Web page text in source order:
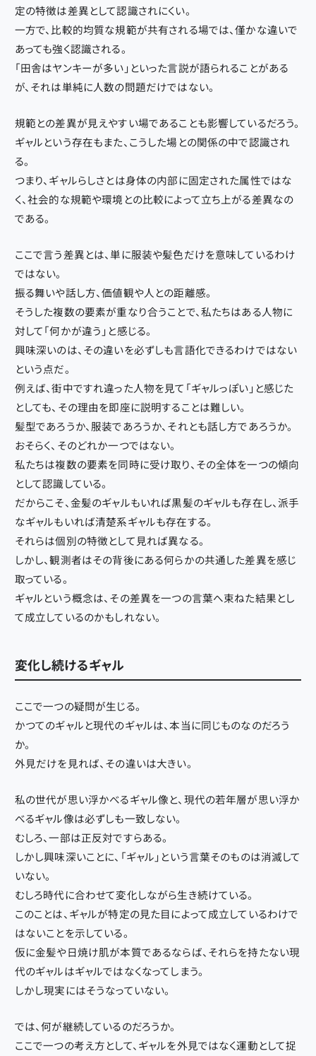
定の特徴は差異として認識されにくい。
一方で、比較的均質な規範が共有される場では、僅かな違いで
あっても強く認識される。
「田舎はヤンキーが多い」といった言説が語られることがある
が、それは単純に人数の問題だけではない。
規範との差異が見えやすい場であることも影響しているだろう。
ギャルという存在もまた、こうした場との関係の中で認識され
る。
つまり、ギャルらしさとは身体の内部に固定された属性ではな
く、社会的な規範や環境との比較によって立ち上がる差異なの
である。
ここで言う差異とは、単に服装や髪色だけを意味しているわけ
ではない。
振る舞いや話し方、価値観や人との距離感。
そうした複数の要素が重なり合うことで、私たちはある人物に
対して「何かが違う」と感じる。
興味深いのは、その違いを必ずしも言語化できるわけではない
という点だ。
例えば、街中ですれ違った人物を見て「ギャルっぽい」と感じた
としても、その理由を即座に説明することは難しい。
髪型であろうか、服装であろうか、それとも話し方であろうか。
おそらく、そのどれか一つではない。
私たちは複数の要素を同時に受け取り、その全体を一つの傾向
として認識している。
だからこそ、金髪のギャルもいれば黒髪のギャルも存在し、派手
なギャルもいれば清楚系ギャルも存在する。
それらは個別の特徴として見れば異なる。
しかし、観測者はその背後にある何らかの共通した差異を感じ
取っている。
ギャルという概念は、その差異を一つの言葉へ束ねた結果とし
て成立しているのかもしれない。
変化し続けるギャル
ここで一つの疑問が生じる。
かつてのギャルと現代のギャルは、本当に同じものなのだろう
か。
外見だけを見れば、その違いは大きい。
私の世代が思い浮かべるギャル像と、現代の若年層が思い浮か
べるギャル像は必ずしも一致しない。
むしろ、一部は正反対ですらある。
しかし興味深いことに、「ギャル」という言葉そのものは消滅して
いない。
むしろ時代に合わせて変化しながら生き続けている。
このことは、ギャルが特定の見た目によって成立しているわけで
はないことを示している。
仮に金髪や日焼け肌が本質であるならば、それらを持たない現
代のギャルはギャルではなくなってしまう。
しかし現実にはそうなっていない。
では、何が継続しているのだろうか。
ここで一つの考え方として、ギャルを外見ではなく運動として捉